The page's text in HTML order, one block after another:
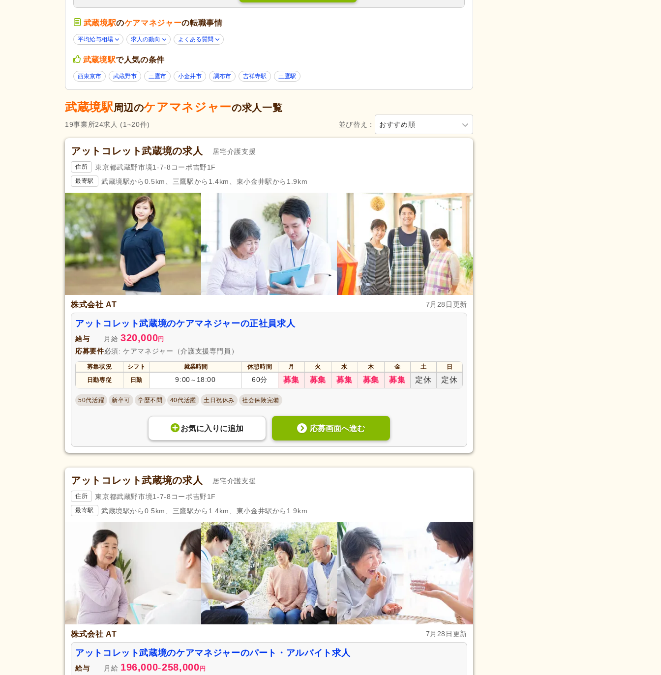
応募条件・こ
だわり
学歴不問(23) 年齢不問(15) 子育てママパパ活躍(23)
40代活躍(23)
Web面接可(1)
残業ほぼなし (20) シフト制 (5)
応募資格
(22)
認知症介護実践者研修
休日・休暇
土日休み (1) 土日祝休み
年間休日110日以上 (5)
育休あり(24) 介護休業(13)
夏季休暇 (7) 年末年始休暇 (9)
給与・手当
福利厚生
賞与あり (17) 社会保険完備 (24) 研修制度あり (23)
企業年金(6) 昇給あり (24) 復職支援あり (3)
退職金あり (11) 住宅手当 資格取得支援あり(9)
通勤手当 (20) 人事評価制度あり (23) 処遇改善手当(3)
夜勤手当 託児施設あり (3) 資格手当(16)
扶養控除内考慮あり 扶養手当(3) 再雇用制度あり(9)
アクセス
駅近(16) 自動車通勤可 (6)
バイク通勤可
武蔵境駅のケアマネジャーの転職事情
平均給与相場 求人の動向 よくある質問
武蔵境駅で人気の条件
西東京市 武蔵野市 三鷹市 小金井市 調布市 吉祥寺駅 三鷹駅
武蔵境駅周辺のケアマネジャーの求人一覧
並び替え： おすすめ順
19事業所24求人 (1~20件)
アットコレット武蔵境の求人 居宅介護支援
住所 東京都武蔵野市境1-7-8コーポ吉野1F
最寄駅 武蔵境駅から0.5km、三鷹駅から1.4km、東小金井駅から1.9km
株式会社 AT 7月28日更新
アットコレット武蔵境のケアマネジャーの正社員求人
給与 月給 320,000円
応募要件必須: ケアマネジャー（介護支援専門員）
募集状況 シフト 就業時間 休憩時間 月 火 水 木 金 土
日
日勤専従
日勤 9:00 ～ 18:00 60分 募集 募集 募集 募集 募集 定休 定休
50代活躍 新卒可 学歴不問 40代活躍 土日祝休み 社会保険完備
お気に入り に追加 応募画面へ進む
アットコレット武蔵境の求人 居宅介護支援
住所 東京都武蔵野市境1-7-8コーポ吉野1F
最寄駅 武蔵境駅から0.5km、三鷹駅から1.4km、東小金井駅から1.9km
株式会社 AT 7月28日更新
アットコレット武蔵境のケアマネジャーのパート・アルバイト求人
給与 月給 196,000~258,000 円